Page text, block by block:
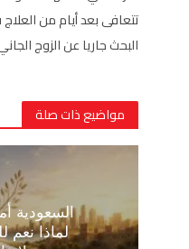
تتعافى بعد أيام من العلاج
البحث جاريا عن الزوج
مواضيع ذات صلة
السعودية
لماذا نعم